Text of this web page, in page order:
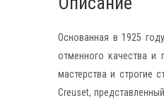
Основанная в 1925
отменного качества и
мастерства и строгие
Creuset,